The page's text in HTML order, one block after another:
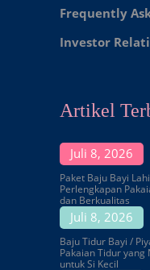
Frequently
Investor
Artikel
Juli 8, 2026
Paket Baju Bayi
Perlengkapan
dan Berkualitas
Juli 8, 2026
Baju Tidur Bayi /
Pakaian Tidur
untuk Si Kecil